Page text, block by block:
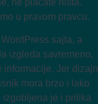
u pravom pravcu.
sajta, a
izgleda savremeno,
informacije. Jer dizajn
mora brzo i lako
izgubljena je i prilika